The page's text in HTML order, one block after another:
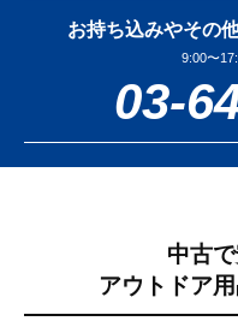
お持ち込みやその
9:00〜
03-
中古で
アウトドア